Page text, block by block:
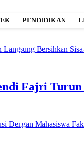
PENDIDIKAN
Fajri